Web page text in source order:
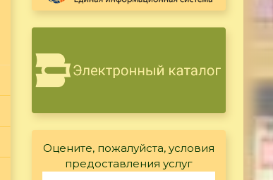
Оцените, пожалуйста, условия
предоставления услуг